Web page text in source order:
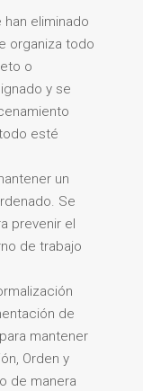
han eliminado
organiza todo
o
y se
esté
un
Se
prevenir el
de trabajo
de
mantener
Orden y
de manera